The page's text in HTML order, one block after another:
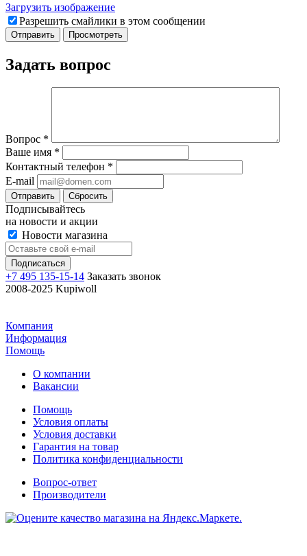
Загрузить изображение
Разрешить смайлики в этом сообщении
Задать вопрос
Вопрос *
Ваше имя *
Контактный телефон *
E-mail
Отправить Сбросить
Подписывайтесь
на новости и акции
Новости магазина
+7 495 135-15-14 Заказать звонок
2008-2025 Kupiwoll
Компания
Информация
Помощь
О компании
Вакансии
Помощь
Условия оплаты
Условия доставки
Гарантия на товар
Политика конфиденциальности
Вопрос-ответ
Производители